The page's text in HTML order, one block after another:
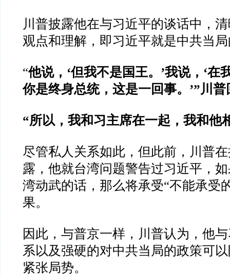
川普披露他在与习近平的谈话中，
观点和理解，即习近平就是中共当
“他说， ‘但我不是国王。 ’我说， ‘在
你是终身总统，这是一回事。 ’”川
“所以，我和习主席在一起，我和他
尽管私人关系如此，但此前，川普
露，他就台湾问题警告过习近平，
湾动武的话，那么将承受“不能承受
果。
因此，与普京一样，川普认为，他
系以及强硬的对中共当局的政策可
紧张局势。